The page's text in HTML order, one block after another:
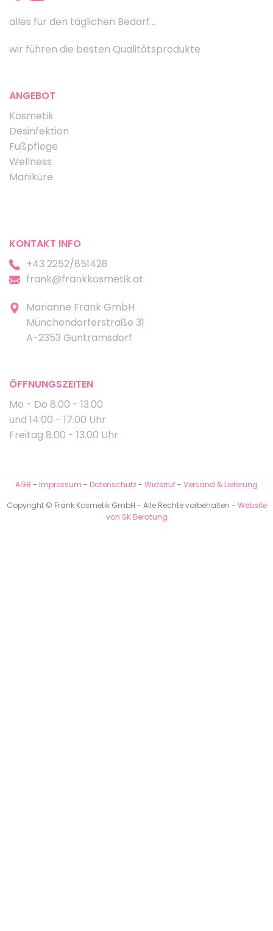
alles für den täglichen Bedarf...
wir führen die besten Qualitätsprodukte
ANGEBOT
Kosmetik
Desinfektion
Fußpflege
Wellness
Maniküre
KONTAKT INFO
+43 2252/851428
frank@frankkosmetik.at
Marianne Frank GmbH
Münchendorferstraße 31
A-2353 Guntramsdorf
ÖFFNUNGSZEITEN
Mo - Do 8.00 - 13.00
und 14.00 - 17.00 Uhr
Freitag 8.00 - 13.00 Uhr
AGB - Impressum - Datenschutz- Widerruf- Versand & Lieferung
Copyright © Frank Kosmetik GmbH - Alle Rechte vorbehalten - Website
von SK Beratung